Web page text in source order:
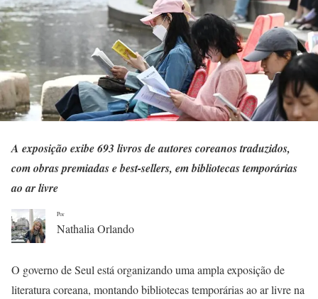
A exposição exibe 693 livros de autores coreanos traduzidos,
com obras premiadas e best-sellers, em bibliotecas temporárias
ao ar livre
Por
Nathalia Orlando
O governo de Seul está organizando uma ampla exposição de
literatura coreana, montando bibliotecas temporárias ao ar livre na